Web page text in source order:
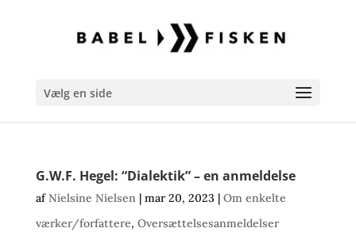
Vælg en side
G.W.F. Hegel: “Dialektik” – en anmeldelse
afNielsine Nielsen| mar 20, 2023| Om enkelte
værker/forfattere, Oversættelsesanmeldelser